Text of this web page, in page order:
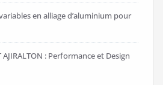
en alliage d’aluminium pour
: Performance et Design